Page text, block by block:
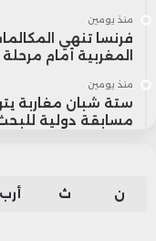
منذ يومين
فرنسا تنهي
المغربية أمام
منذ يومين
ستة شبان مغاربة
مسابقة دولية
ن ث أرب